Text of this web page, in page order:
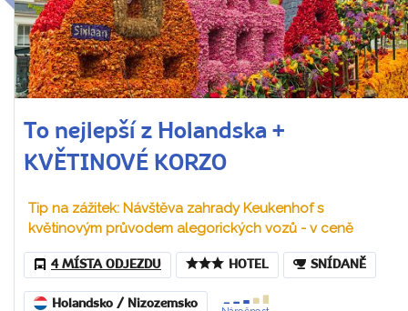
To nejlepší z Holandska +
KVĚTINOVÉ KORZO
Tip na zážitek: Návštěva zahrady Keukenhof s
květinovým průvodem alegorických vozů - v ceně
4 MÍSTA ODJEZDU HOTEL SNÍDANĚ
Holandsko / Nizozemsko